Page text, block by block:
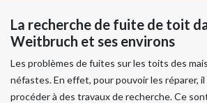
La recherche de fuite de toit
Weitbruch et ses environs
Les problèmes de fuites sur les toits des
néfastes. En effet, pour pouvoir les réparer,
procéder à des travaux de recherche. Ce